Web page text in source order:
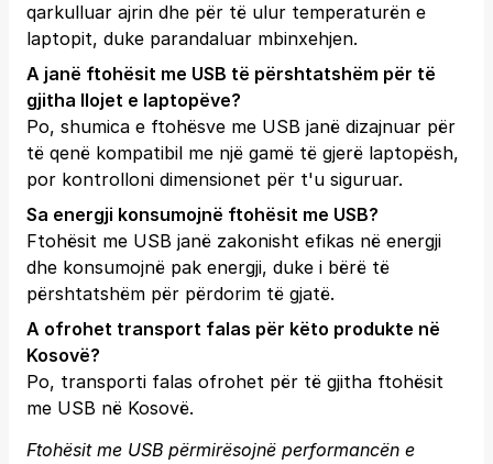
qarkulluar ajrin dhe për të ulur temperaturën e
laptopit, duke parandaluar mbinxehjen.
A janë ftohësit me USB të përshtatshëm për të
gjitha llojet e laptopëve?
Po, shumica e ftohësve me USB janë dizajnuar për
të qenë kompatibil me një gamë të gjerë laptopësh,
por kontrolloni dimensionet për t'u siguruar.
Sa energji konsumojnë ftohësit me USB?
Ftohësit me USB janë zakonisht efikas në energji
dhe konsumojnë pak energji, duke i bërë të
përshtatshëm për përdorim të gjatë.
A ofrohet transport falas për këto produkte në
Kosovë?
Po, transporti falas ofrohet për të gjitha ftohësit
me USB në Kosovë.
Ftohësit me USB përmirësojnë performancën e